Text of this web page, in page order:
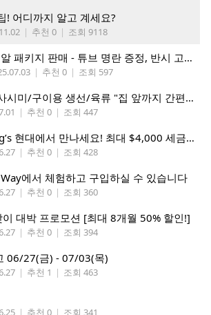
! 어디까지 알고 계세요?
| 추천 0 | 조회 9118
[시애틀폴락] 성게알 패키지 판매 - 튜브 명란 증정, 반시 고구마 증정
| 추천 0 | 조회 597
시애틀 프리미엄 사시미/구이용 생선/육류 "집 앞까지 간편하게" – 영오션닷컴
| 추천 0 | 조회 447
중고 테슬라, Doug’s 현대에서 만나세요! 최대 $4,000 세금 혜택까지!
| 추천 0 | 조회 428
에서 체험하고 구입하실 수 있습니다
| 추천 0 | 조회 360
대박 프로모션 [최대 8개월 50% 할인!]
| 추천 0 | 조회 394
06/27(금) - 07/03(목)
| 추천 1 | 조회 463